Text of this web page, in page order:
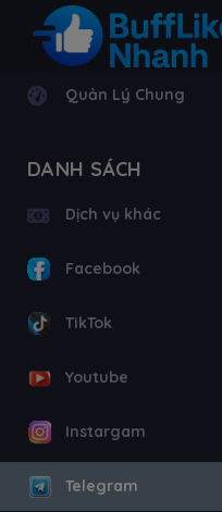
Quản Lý Chung
DANH SÁCH
Dịch vụ khác
Facebook
TikTok
Youtube
Instargam
Telegram